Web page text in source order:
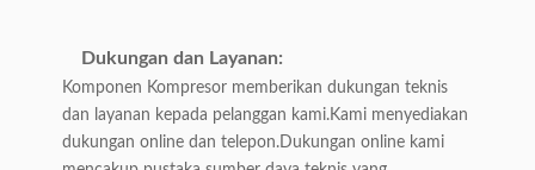
Dukungan dan Layanan:
Komponen Kompresor memberikan dukungan teknis
dan layanan kepada pelanggan kami.Kami menyediakan
dukungan online dan telepon.Dukungan online kami